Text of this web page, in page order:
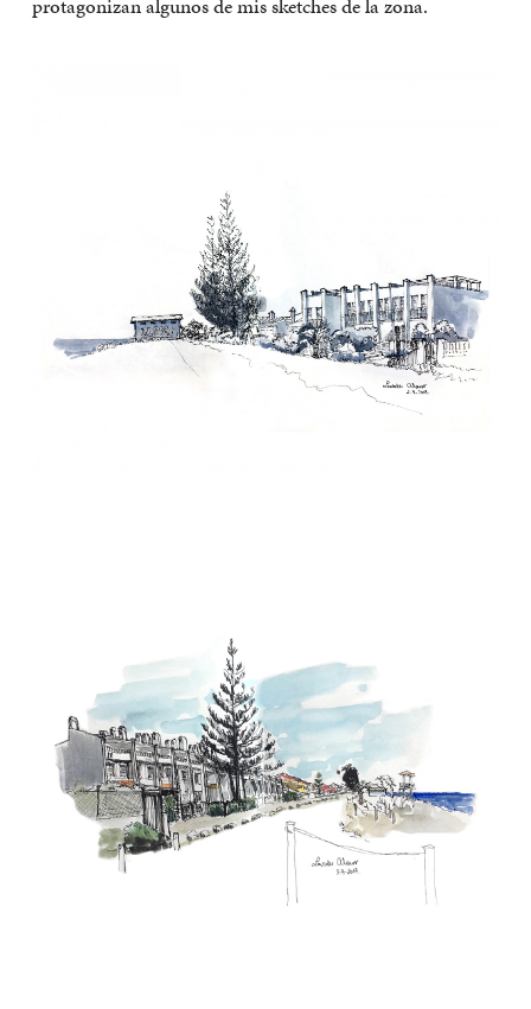
protagonizan algunos de mis sketches de la zona.